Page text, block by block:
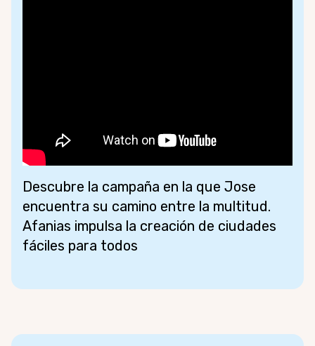
Descubre la campaña en la que Jose
encuentra su camino entre la multitud.
Afanias impulsa la creación de ciudades
fáciles para todos